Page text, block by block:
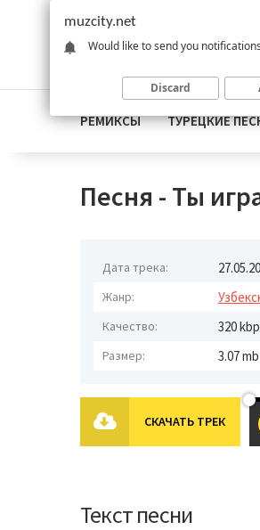
РЕМИКСЫ ТУРЕЦКИЕ
Песня - Ты
Дата трека:
Жанр:
Качество: 320
Размер: 3.07 mb
СКАЧАТЬ ТРЕК
Текст песни
muzcity.net
Would like to send you notifications
Discard